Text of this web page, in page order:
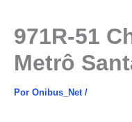
971R-51
Metrô
Por Onibus_Net /